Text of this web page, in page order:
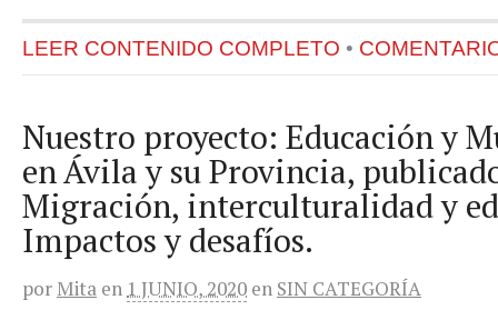
LEER CONTENIDO COMPLETO •
Nuestro proyecto: Educación y
en Ávila y su Provincia,
Migración, interculturalidad y
Impactos y desafíos.
por Mita en 1 JUNIO, 2020 en SIN CATEGORÍA